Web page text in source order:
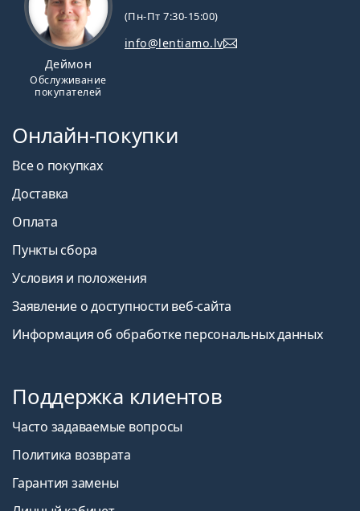
Деймон
Обслуживание
покупателей
(Пн-Пт 7:30-15:00)
info@lentiamo.lv
Онлайн-покупки
Все о покупках
Доставка
Оплата
Пункты сбора
Условия и положения
Заявление о доступности веб-сайта
Информация об обработке персональных данных
Поддержка клиентов
Часто задаваемые вопросы
Политика возврата
Гарантия замены